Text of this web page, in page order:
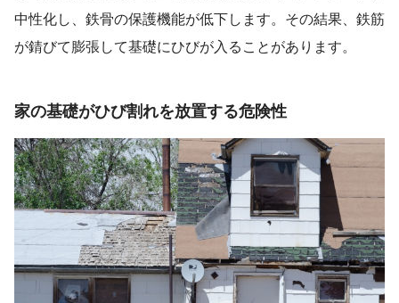
中性化し、鉄骨の保護機能が低下します。その結果、鉄筋
が錆びて膨張して基礎にひびが入ることがあります。
家の基礎がひび割れを放置する危険性